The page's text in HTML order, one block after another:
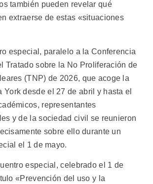
también pueden revelar qué
extraerse de estas «situaciones
especial, paralelo a la Conferencia
Tratado sobre la No Proliferación de
(TNP) de 2026, que acoge la
York desde el 27 de abril y hasta el
representantes
y de la sociedad civil se reunieron
sobre ello durante un
el 1 de mayo.
especial, celebrado el 1 de
«Prevención del uso y la